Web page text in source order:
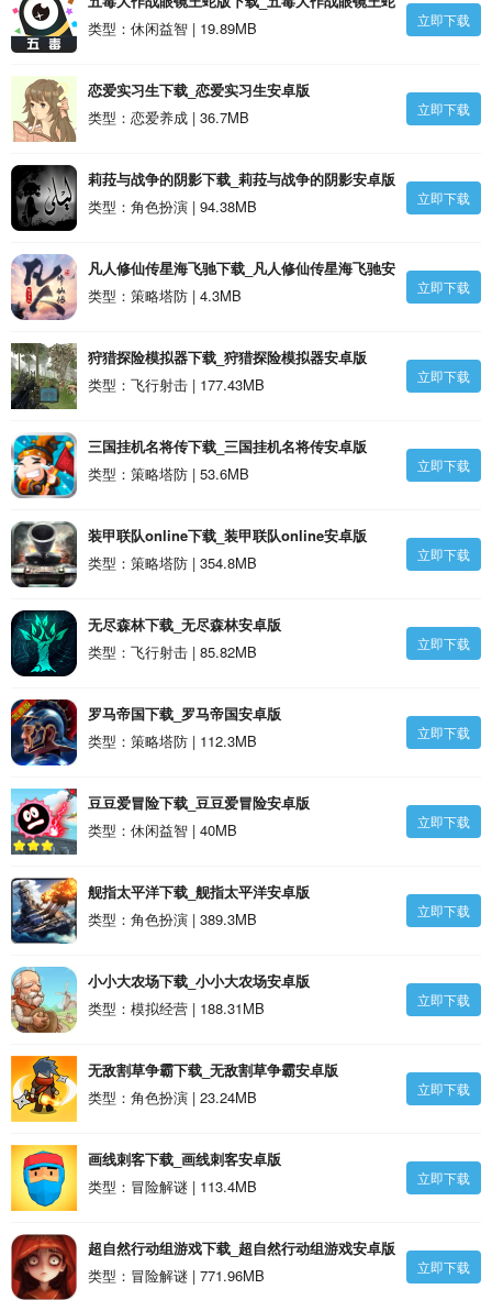
版安卓版
类型：休闲益智 | 19.89MB 立即下载
恋爱实习生下载_恋爱实习生安卓版
类型：恋爱养成 | 36.7MB
立即下载
莉菈与战争的阴影下载_莉菈与战争的阴影安卓版
类型：角色扮演 | 94.38MB
立即下载
凡人修仙传星海飞驰下载_凡人修仙传星海飞驰安
卓版
类型：策略塔防 | 4.3MB 立即下载
狩猎探险模拟器下载_狩猎探险模拟器安卓版
类型：飞行射击 | 177.43MB
立即下载
三国挂机名将传下载_三国挂机名将传安卓版
类型：策略塔防 | 53.6MB
立即下载
装甲联队online下载_装甲联队online安卓版
类型：策略塔防 | 354.8MB
立即下载
无尽森林下载_无尽森林安卓版
类型：飞行射击 | 85.82MB
立即下载
罗马帝国下载_罗马帝国安卓版
类型：策略塔防 | 112.3MB
立即下载
豆豆爱冒险下载_豆豆爱冒险安卓版
类型：休闲益智 | 40MB
立即下载
舰指太平洋下载_舰指太平洋安卓版
类型：角色扮演 | 389.3MB
立即下载
小小大农场下载_小小大农场安卓版
类型：模拟经营 | 188.31MB
立即下载
无敌割草争霸下载_无敌割草争霸安卓版
类型：角色扮演 | 23.24MB
立即下载
画线刺客下载_画线刺客安卓版
类型：冒险解谜 | 113.4MB
立即下载
超自然行动组游戏下载_超自然行动组游戏安卓版
类型：冒险解谜 | 771.96MB
立即下载